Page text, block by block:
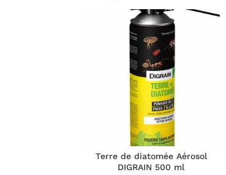
Terre de diatomée Aérosol
DIGRAIN 500 ml